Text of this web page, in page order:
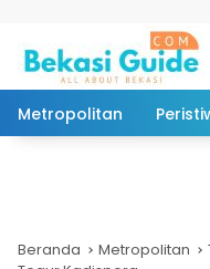
Metropolitan
Beranda Metropolitan